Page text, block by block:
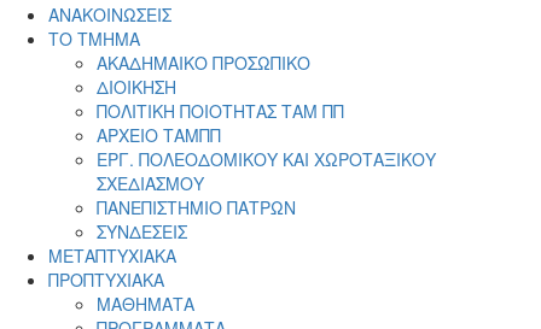
ΑΝΑΚΟΙΝΩΣΕΙΣ
ΤΟ ΤΜΗΜΑ
ΑΚΑΔΗΜΑΙΚΟ ΠΡΟΣΩΠΙΚΟ
ΔΙΟΙΚΗΣΗ
ΠΟΛΙΤΙΚΗ ΠΟΙΟΤΗΤΑΣ ΤΑΜ ΠΠ
ΑΡΧΕΙΟ ΤΑΜΠΠ
ΕΡΓ. ΠΟΛΕΟΔΟΜΙΚΟΥ ΚΑΙ ΧΩΡΟΤΑΞΙΚΟΥ
ΣΧΕΔΙΑΣΜΟΥ
ΠΑΝΕΠΙΣΤΗΜΙΟ ΠΑΤΡΩΝ
ΣΥΝΔΕΣΕΙΣ
ΜΕΤΑΠΤΥΧΙΑΚΑ
ΠΡΟΠΤΥΧΙΑΚΑ
ΜΑΘΗΜΑΤΑ